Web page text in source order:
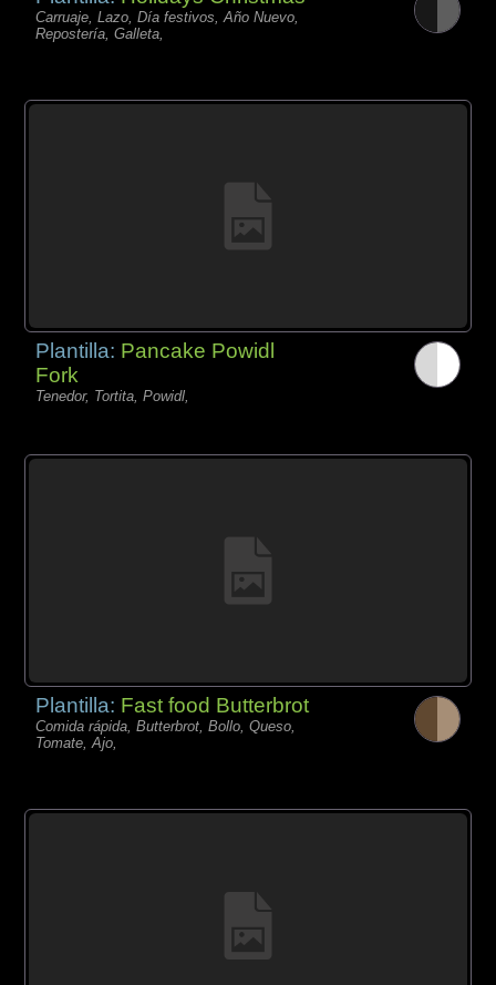
Carruaje, Lazo, Día festivos, Año Nuevo,
Repostería, Galleta,
Plantilla: Pancake Powidl
Fork
Tenedor, Tortita, Powidl,
Plantilla: Fast food Butterbrot
Comida rápida, Butterbrot, Bollo, Queso,
Tomate, Ajo,